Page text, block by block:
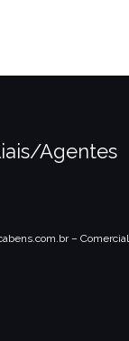
Agentes
– Comercial